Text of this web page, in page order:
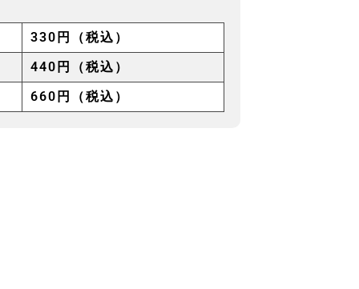
330円（税込）
440円（税込）
660円（税込）